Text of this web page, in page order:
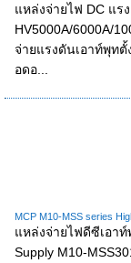
แหล่งจ่ายไฟ DC แร
HV5000A/6000A/
จ่ายแรงดันเอาท์พุท
อดอ...
MCP M10-MSS series
แหล่งจ่ายไฟดีซีเอาท์
Supply M10-